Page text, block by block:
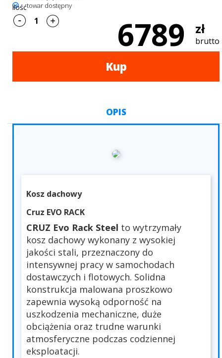
Przyczepy
samochodowe
towar dostępny
6789 zł
brutto
ilość
Kup
OPIS
Kosz dachowy
Cruz EVO RACK
CRUZ Evo Rack Steel to wytrzymały
kosz dachowy wykonany z wysokiej
jakości stali, przeznaczony do
intensywnej pracy w samochodach
dostawczych i flotowych. Solidna
konstrukcja malowana proszkowo
zapewnia wysoką odporność na
uszkodzenia mechaniczne, duże
obciążenia oraz trudne warunki
atmosferyczne podczas codziennej
eksploatacji.